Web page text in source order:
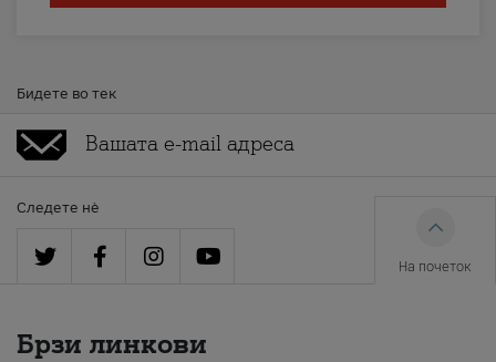
Бидете во тек
Следете нè
На почеток
Брзи линкови